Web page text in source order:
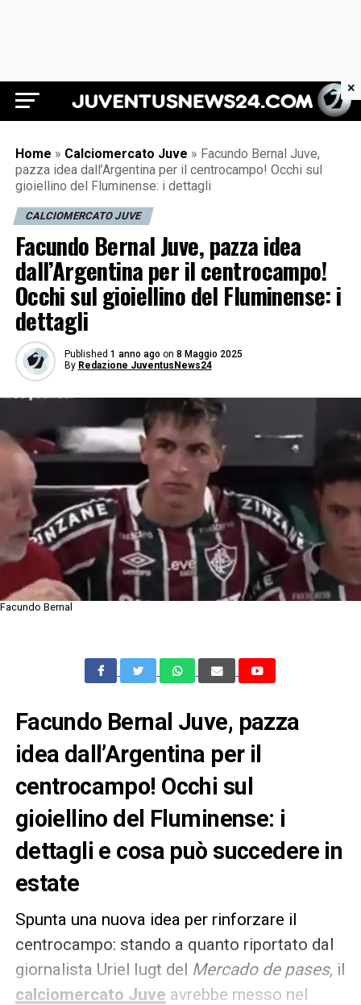
Juventus News 24
Home » Calciomercato Juve » Facundo Bernal Juve,
pazza idea dall’Argentina per il centrocampo! Occhi sul
gioiellino del Fluminense: i dettagli
CALCIOMERCATO JUVE
Facundo Bernal Juve, pazza idea
dall’Argentina per il centrocampo!
Occhi sul gioiellino del Fluminense: i
dettagli
Published 1 anno ago on 8 Maggio 2025
By Redazione JuventusNews24
Facundo Bernal
Facundo Bernal Juve, pazza
idea dall’Argentina per il
centrocampo! Occhi sul
gioiellino del Fluminense: i
dettagli e cosa può succedere in
estate
Spunta una nuova idea per rinforzare il
centrocampo: stando a quanto riportato dal
giornalista Uriel Iugt del Mercado de pases, il
calciomercato Juve avrebbe messo nel
×